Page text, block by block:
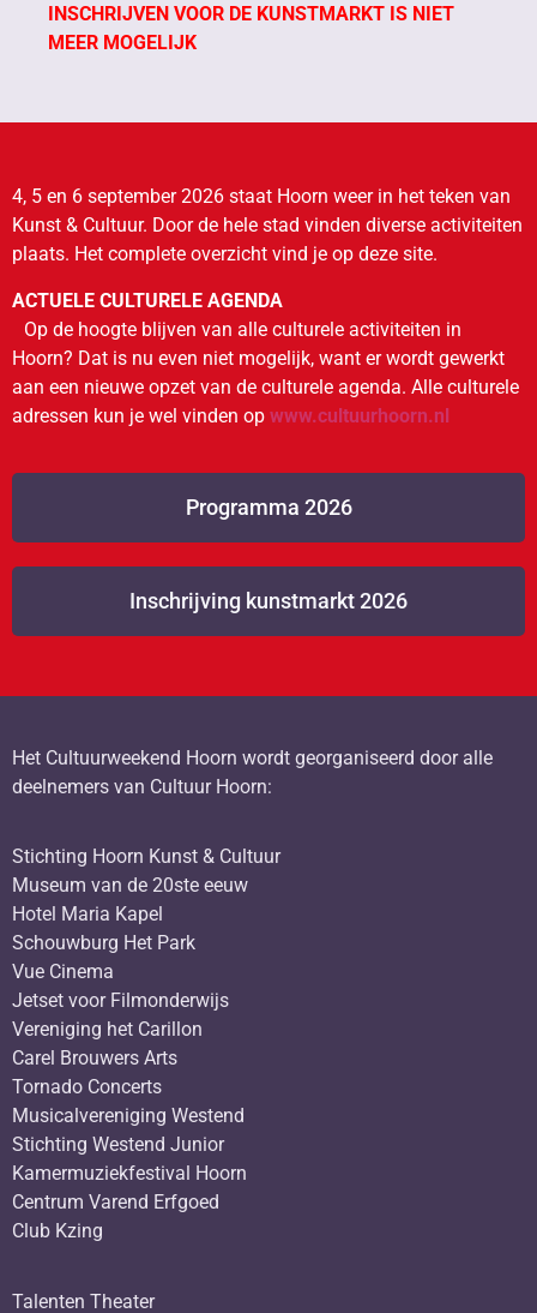
INSCHRIJVEN VOOR DE KUNSTMARKT IS NIET
MEER MOGELIJK
4, 5 en 6 september 2026 staat Hoorn weer in het teken van
Kunst & Cultuur. Door de hele stad vinden diverse activiteiten
plaats. Het complete overzicht vind je op deze site.
ACTUELE CULTURELE AGENDA
Op de hoogte blijven van alle culturele activiteiten in
Hoorn? Dat is nu even niet mogelijk, want er wordt gewerkt
aan een nieuwe opzet van de culturele agenda. Alle culturele
adressen kun je wel vinden op www.cultuurhoorn.nl
Programma 2026
Inschrijving kunstmarkt 2026
Het Cultuurweekend Hoorn wordt georganiseerd door alle
deelnemers van Cultuur Hoorn:
Stichting Hoorn Kunst & Cultuur
Museum van de 20ste eeuw
Hotel Maria Kapel
Schouwburg Het Park
Vue Cinema
Jetset voor Filmonderwijs
Vereniging het Carillon
Carel Brouwers Arts
Tornado Concerts
Musicalvereniging Westend
Stichting Westend Junior
Kamermuziekfestival Hoorn
Centrum Varend Erfgoed
Club Kzing
Talenten Theater